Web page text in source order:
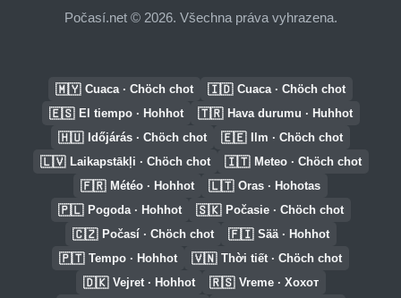
Počasí.net © 2026. Všechna práva vyhrazena.
🇲🇾 Cuaca · Chöch chot 🇮🇩 Cuaca · Chöch chot
🇪🇸 El tiempo · Hohhot 🇹🇷 Hava durumu · Huhhot
🇭🇺 Időjárás · Chöch chot 🇪🇪 Ilm · Chöch chot
🇱🇻 Laikapstākļi · Chöch chot 🇮🇹 Meteo · Chöch chot
🇫🇷 Météo · Hohhot 🇱🇹 Oras · Hohotas
🇵🇱 Pogoda · Hohhot 🇸🇰 Počasie · Chöch chot
🇨🇿 Počasí · Chöch chot 🇫🇮 Sää · Hohhot
🇵🇹 Tempo · Hohhot 🇻🇳 Thời tiết · Chöch chot
🇩🇰 Vejret · Hohhot 🇷🇸 Vreme · Хохот